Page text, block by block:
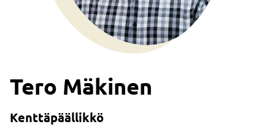
Tero Mäkinen
Kenttäpäällikkö